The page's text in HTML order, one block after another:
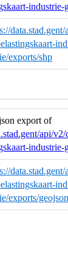
industrie-
exports/shp
export of
api/
industrie-
exports/geojson